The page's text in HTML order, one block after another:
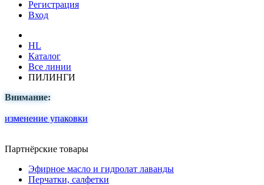
Регистрация
Вход
HL
Каталог
Все линии
ПИЛИНГИ
Внимание:
изменение упаковки
Партнёрские товары
Эфирное масло и гидролат лаванды
Перчатки, салфетки